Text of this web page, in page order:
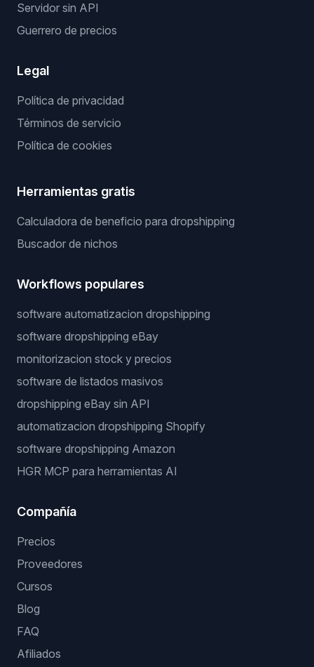
Servidor sin API
Guerrero de precios
Legal
Política de privacidad
Términos de servicio
Política de cookies
Herramientas gratis
Calculadora de beneficio para dropshipping
Buscador de nichos
Workflows populares
software automatizacion dropshipping
software dropshipping eBay
monitorizacion stock y precios
software de listados masivos
dropshipping eBay sin API
automatizacion dropshipping Shopify
software dropshipping Amazon
HGR MCP para herramientas AI
Compañía
Precios
Proveedores
Cursos
Blog
FAQ
Afiliados